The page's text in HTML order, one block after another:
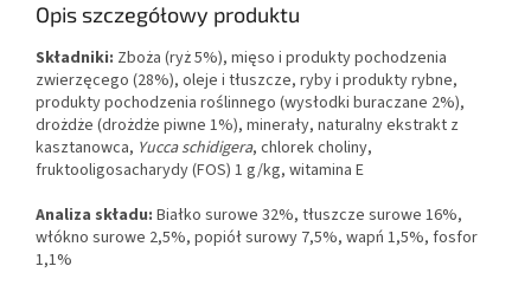
Opis szczegółowy produktu
Składniki: Zboża (ryż 5%), mięso i produkty pochodzenia
zwierzęcego (28%), oleje i tłuszcze, ryby i produkty rybne,
produkty pochodzenia roślinnego (wysłodki buraczane 2%),
drożdże (drożdże piwne 1%), minerały, naturalny ekstrakt z
kasztanowca, Yucca schidigera, chlorek choliny,
fruktooligosacharydy (FOS) 1 g/kg, witamina E
Analiza składu: Białko surowe 32%, tłuszcze surowe 16%,
włókno surowe 2,5%, popiół surowy 7,5%, wapń 1,5%, fosfor
1,1%